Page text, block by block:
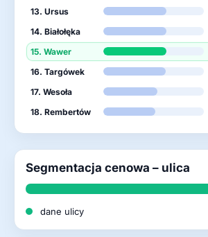
13. Ursus
14. Białołęka
15. Wawer
16. Targówek
17. Wesoła
18. Rembertów
Segmentacja cenowa – ulica
dane ulicy